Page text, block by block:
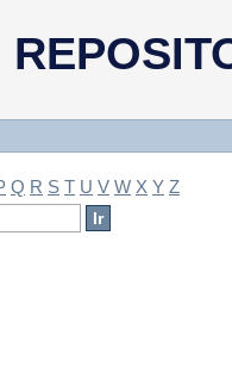
Q R S T U V W X Y Z